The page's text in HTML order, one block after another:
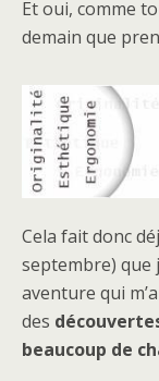
Et oui, comme
demain que
Cela fait donc
septembre) que
aventure qui
des
beaucoup de